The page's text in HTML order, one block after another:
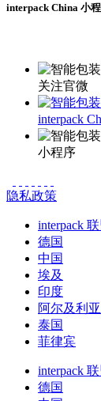
interpack China 小
关注官微
interpack
小程序
隐私政策
interpack
德国
中国
埃及
印度
阿尔及利亚
泰国
菲律宾
interpack
德国